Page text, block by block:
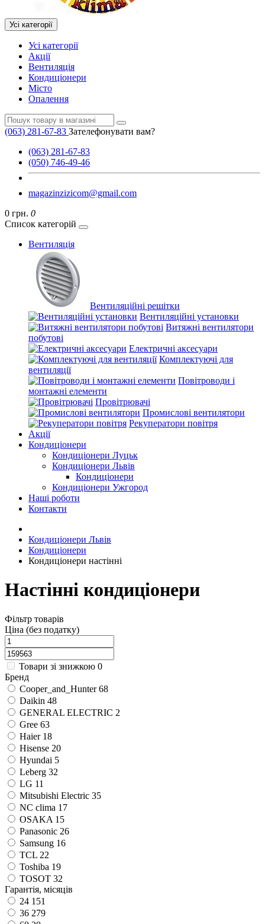
Усі категорії
Усі категорії
Акції
Вентиляція
Кондиціонери
Місто
Опалення
(063) 281-67-83 Зателефонувати вам?
(063) 281-67-83
(050) 746-49-46
magazinzizicom@gmail.com
0 грн. 0
Список категорій
Вентиляція
Вентиляційні решітки
Вентиляційні установки
Витяжні вентилятори
побутові
Електричні аксесуари
Комплектуючі для
вентиляції
Повітроводи і
монтажні елементи
Провітрювачі
Промислові вентилятори
Рекуператори повітря
Акції
Кондиціонери
Кондиціонери Луцьк
Кондиціонери Львів
Кондиціонери
Кондиціонери Ужгород
Наші роботи
Контакти
Кондиціонери Львів
Кондиціонери
Кондиціонери настінні
Настінні кондиціонери
Фільтр товарів
Ціна (без податку)
Товари зі знижкою 0
Бренд
Cooper_and_Hunter 68
Daikin 48
GENERAL ELECTRIC 2
Gree 63
Haier 18
Hisense 20
Hyundai 5
Leberg 32
LG 11
Mitsubishi Electric 35
NC clima 17
OSAKA 15
Panasonic 26
Samsung 16
TCL 22
Toshiba 19
TOSOT 32
Гарантія, місяців
24 151
36 279